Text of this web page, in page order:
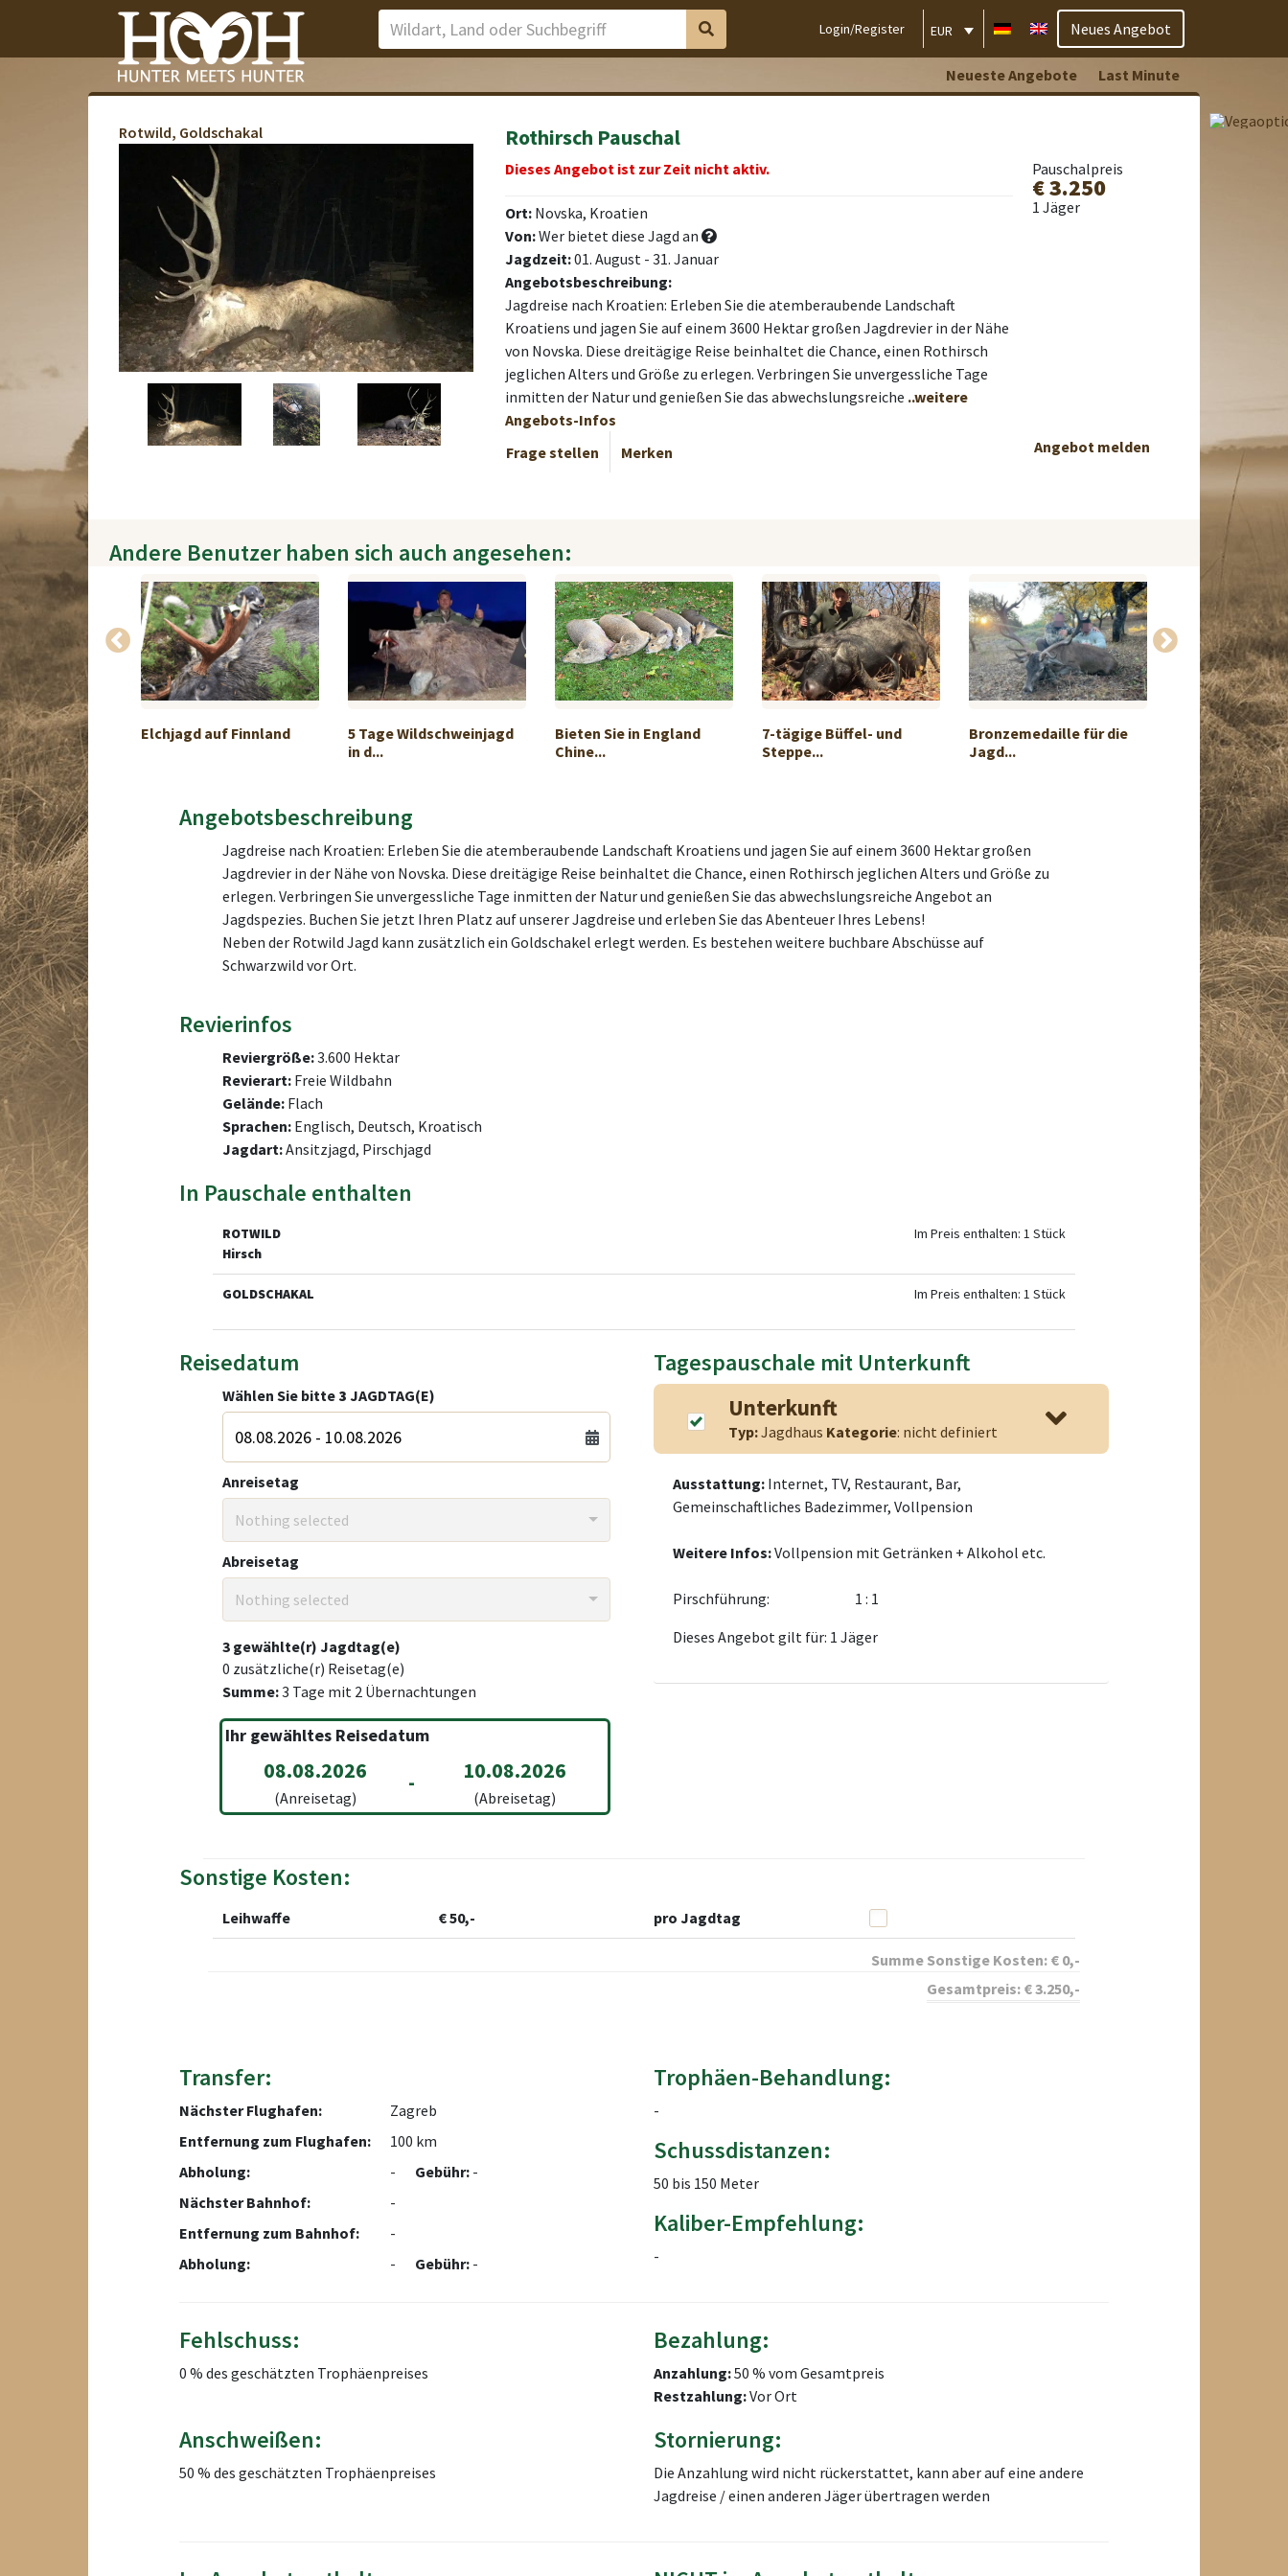
Login/Register EUR Neues Angebot
Neueste Angebote Last Minute
Rotwild, Goldschakal Rothirsch Pauschal
Dieses Angebot ist zur Zeit nicht aktiv.
Ort: Novska, Kroatien
Von:Wer bietet diese Jagd an
Jagdzeit:01. August - 31. Januar
Angebotsbeschreibung:
Jagdreise nach Kroatien: Erleben Sie die atemberaubende Landschaft
Kroatiens und jagen Sie auf einem 3600 Hektar großen Jagdrevier in der Nähe
von Novska. Diese dreitägige Reise beinhaltet die Chance, einen Rothirsch
jeglichen Alters und Größe zu erlegen. Verbringen Sie unvergessliche Tage
inmitten der Natur und genießen Sie das abwechslungsreiche ..weitere
Angebots-Infos
Frage stellen
Merken
Pauschalpreis
€ 3.250
1 Jäger
Angebot melden
Andere Benutzer haben sich auch angesehen:
in KwaZulu- Elchjagd auf Finnland
5 Tage Wildschweinjagd
in d...
Bieten Sie in England
Chine...
7-tägige Büffel- und
Steppe...
Bronzemedaille für die
Jagd...
Wollen Sie wie
Argentini...
Angebotsbeschreibung
Jagdreise nach Kroatien: Erleben Sie die atemberaubende Landschaft Kroatiens und jagen Sie auf einem 3600 Hektar großen
Jagdrevier in der Nähe von Novska. Diese dreitägige Reise beinhaltet die Chance, einen Rothirsch jeglichen Alters und Größe zu
erlegen. Verbringen Sie unvergessliche Tage inmitten der Natur und genießen Sie das abwechslungsreiche Angebot an
Jagdspezies. Buchen Sie jetzt Ihren Platz auf unserer Jagdreise und erleben Sie das Abenteuer Ihres Lebens!
Neben der Rotwild Jagd kann zusätzlich ein Goldschakel erlegt werden. Es bestehen weitere buchbare Abschüsse auf
Schwarzwild vor Ort.
Revierinfos
Reviergröße:3.600 Hektar
Revierart: Freie Wildbahn
Gelände: Flach
Sprachen: Englisch, Deutsch, Kroatisch
Jagdart:Ansitzjagd, Pirschjagd
In Pauschale enthalten
ROTWILD
Hirsch
Im Preis enthalten: 1 Stück
GOLDSCHAKAL Im Preis enthalten: 1 Stück
Reisedatum
Wählen Sie bitte 3 JAGDTAG(E)
Anreisetag
Nothing selected
Abreisetag
Nothing selected
3 gewählte(r) Jagdtag(e)
0 zusätzliche(r) Reisetag(e)
Summe:3 Tage mit 2 Übernachtungen
Ihr gewähltes Reisedatum
08.08.2026
(Anreisetag)
- 10.08.2026
(Abreisetag)
Tagespauschale mit Unterkunft
Unterkunft
Typ:Jagdhaus Kategorie: nicht definiert
Ausstattung: Internet, TV, Restaurant, Bar,
Gemeinschaftliches Badezimmer, Vollpension
Weitere Infos:Vollpension mit Getränken + Alkohol etc.
Pirschführung:
1 : 1
Dieses Angebot gilt für: 1 Jäger
Sonstige Kosten:
Leihwaffe € 50,- pro Jagdtag
Summe Sonstige Kosten: € 0,-
Gesamtpreis: €3.250,-
Transfer:
Nächster Flughafen:
Zagreb
Entfernung zum Flughafen:
100 km
Abholung:
- Gebühr: -
Nächster Bahnhof:
-
Entfernung zum Bahnhof:
-
Abholung:
- Gebühr: -
Trophäen-Behandlung:
-
Schussdistanzen:
50 bis 150 Meter
Kaliber-Empfehlung:
-
Fehlschuss:
0 % des geschätzten Trophäenpreises
Bezahlung:
Anzahlung:50 % vom Gesamtpreis
Restzahlung:Vor Ort
Anschweißen:
50 % des geschätzten Trophäenpreises
Stornierung:
Die Anzahlung wird nicht rückerstattet, kann aber auf eine andere
Jagdreise / einen anderen Jäger übertragen werden